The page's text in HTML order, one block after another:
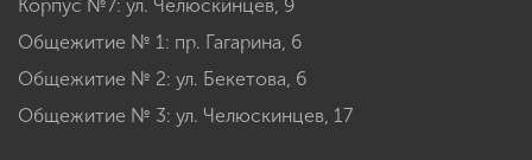
Корпус №7: ул. Челюскинцев, 9
Общежитие № 1: пр. Гагарина, 6
Общежитие № 2: ул. Бекетова, 6
Общежитие № 3: ул. Челюскинцев, 17